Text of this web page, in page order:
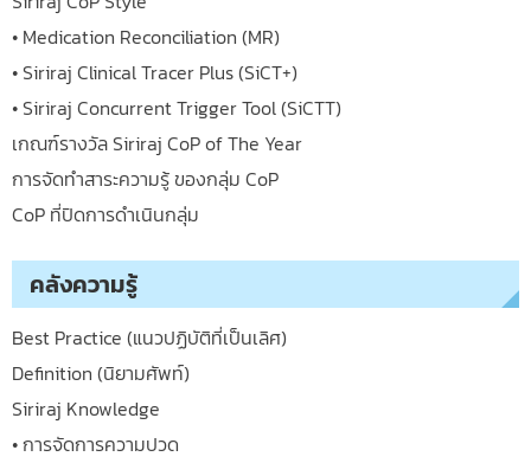
• Medication Reconciliation (MR)
• Siriraj Clinical Tracer Plus (SiCT+)
• Siriraj Concurrent Trigger Tool (SiCTT)
เกณฑ์รางวัล Siriraj CoP of The Year
การจัดทำสาระความรู้ ของกลุ่ม CoP
CoP ที่ปิดการดำเนินกลุ่ม
คลังความรู้
Best Practice (แนวปฏิบัติที่เป็นเลิศ)
Definition (นิยามศัพท์)
Siriraj Knowledge
• การจัดการความปวด